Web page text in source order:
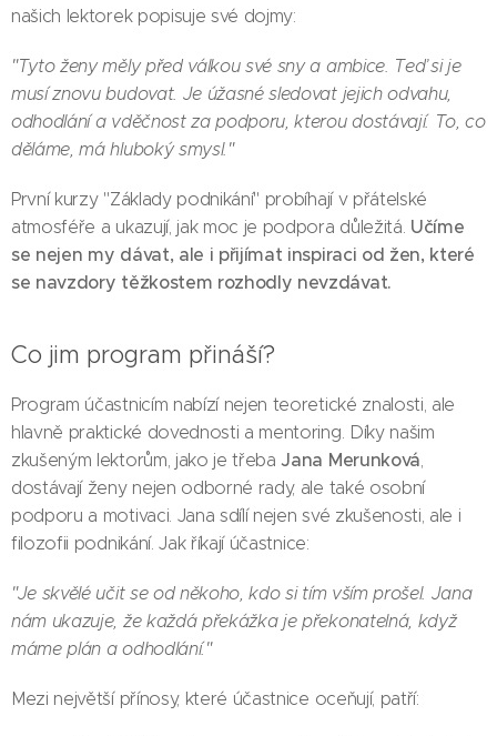
našich lektorek popisuje své dojmy:
"Tyto ženy měly před válkou své sny a ambice. Teď si je
musí znovu budovat. Je úžasné sledovat jejich odvahu,
odhodlání a vděčnost za podporu, kterou dostávají. To, co
děláme, má hluboký smysl."
První kurzy "Základy podnikání" probíhají v přátelské
atmosféře a ukazují, jak moc je podpora důležitá. Učíme
se nejen my dávat, ale i přijímat inspiraci od žen, které
se navzdory těžkostem rozhodly nevzdávat.
Co jim program přináší?
Program účastnicím nabízí nejen teoretické znalosti, ale
hlavně praktické dovednosti a mentoring. Díky našim
zkušeným lektorům, jako je třebaJana Merunková,
dostávají ženy nejen odborné rady, ale také osobní
podporu a motivaci. Jana sdílí nejen své zkušenosti, ale i
filozofii podnikání. Jak říkají účastnice:
"Je skvělé učit se od někoho, kdo si tím vším prošel. Jana
nám ukazuje, že každá překážka je překonatelná, když
máme plán a odhodlání."
Mezi největší přínosy, které účastnice oceňují, patří: